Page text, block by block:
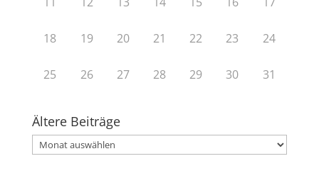
18 19 20 21 22 23 24
25 26 27 28 29 30 31
Ältere Beiträge
Ältere
Beiträge